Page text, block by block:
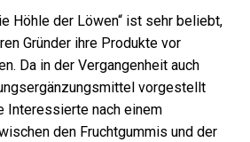
Höhle der Löwen“ ist sehr beliebt,
Gründer ihre Produkte vor
Da in der Vergangenheit auch
vorgestellt
Interessierte nach einem
den Fruchtgummis und der